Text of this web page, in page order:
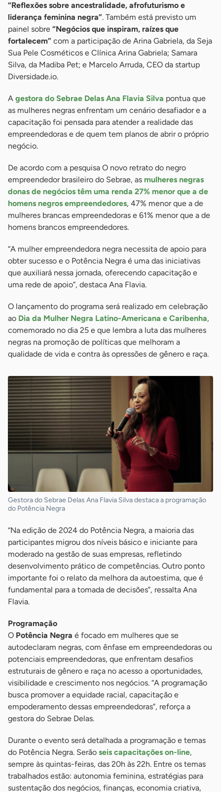
“Reflexões sobre ancestralidade, afrofuturismo e
liderança feminina negra”. Também está previsto um
painel sobre “Negócios que inspiram, raízes que
fortalecem” com a participação de Arina Gabriela, da Seja
Sua Pele Cosméticos e Clínica Arina Gabriela; Samara
Silva, da Madiba Pet; e Marcelo Arruda, CEO da startup
Diversidade.io.
A gestora do Sebrae Delas Ana Flavia Silva pontua que
as mulheres negras enfrentam um cenário desafiador e a
capacitação foi pensada para atender a realidade das
empreendedoras e de quem tem planos de abrir o próprio
negócio.
De acordo com a pesquisa O novo retrato do negro
empreendedor brasileiro do Sebrae, as mulheres negras
donas de negócios têm uma renda 27% menor que a de
homens negros empreendedores, 47% menor que a de
mulheres brancas empreendedoras e 61% menor que a de
homens brancos empreendedores.
“A mulher empreendedora negra necessita de apoio para
obter sucesso e o Potência Negra é uma das iniciativas
que auxiliará nessa jornada, oferecendo capacitação e
uma rede de apoio”, destaca Ana Flavia.
O lançamento do programa será realizado em celebração
ao Dia da Mulher Negra Latino-Americana e Caribenha,
comemorado no dia 25 e que lembra a luta das mulheres
negras na promoção de políticas que melhoram a
qualidade de vida e contra às opressões de gênero e raça.
Gestora do Sebrae Delas Ana Flavia Silva destaca a programação
do Potência Negra
“Na edição de 2024 do Potência Negra, a maioria das
participantes migrou dos níveis básico e iniciante para
moderado na gestão de suas empresas, refletindo
desenvolvimento prático de competências. Outro ponto
importante foi o relato da melhora da autoestima, que é
fundamental para a tomada de decisões”, ressalta Ana
Flavia.
Programação
O Potência Negra é focado em mulheres que se
autodeclaram negras, com ênfase em empreendedoras ou
potenciais empreendedoras, que enfrentam desafios
estruturais de gênero e raça no acesso a oportunidades,
visibilidade e crescimento nos negócios. “A programação
busca promover a equidade racial, capacitação e
empoderamento dessas empreendedoras”, reforça a
gestora do Sebrae Delas.
Durante o evento será detalhada a programação e temas
do Potência Negra. Serão seis capacitações on-line,
sempre às quintas-feiras, das 20h às 22h. Entre os temas
trabalhados estão: autonomia feminina, estratégias para
sustentação dos negócios, finanças, economia criativa,